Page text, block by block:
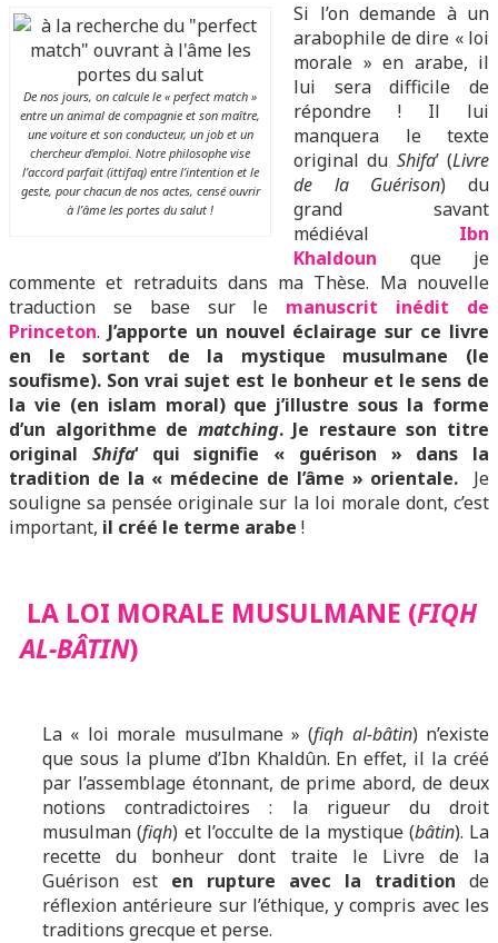
De nos jours, on calcule le « perfect match »
entre un animal de compagnie et son maître,
une voiture et son conducteur, un job et un
chercheur d’emploi. Notre philosophe vise
l’accord parfait (ittifaq) entre l’intention et le
geste, pour chacun de nos actes, censé ouvrir
à l’âme les portes du salut !
Si l’on demande à un
arabophile de dire « loi
morale » en arabe, il
lui sera difficile de
répondre ! Il lui
manquera le texte
original du Shifa’ (Livre
de la Guérison) du
grand savant
médiéval Ibn
Khaldoun que je
commente et retraduits dans ma Thèse. Ma nouvelle
traduction se base sur le manuscrit inédit de
Princeton. J’apporte un nouvel éclairage sur ce livre
en le sortant de la mystique musulmane (le
soufisme). Son vrai sujet est le bonheur et le sens de
la vie (en islam moral) que j’illustre sous la forme
d’un algorithme de matching. Je restaure son titre
original Shifa‘ qui signifie « guérison » dans la
tradition de la « médecine de l’âme » orientale.
Je
souligne sa pensée originale sur la loi morale dont, c’est
important, il créé le terme arabe !
LA LOI MORALE MUSULMANE (FIQH
AL-BÂTIN)
La « loi morale musulmane » (fiqh al-bâtin) n’existe
que sous la plume d’Ibn Khaldûn. En effet, il la créé
par l’assemblage étonnant, de prime abord, de deux
notions contradictoires : la rigueur du droit
musulman (fiqh) et l’occulte de la mystique (bâtin). La
recette du bonheur dont traite le Livre de la
Guérison est en rupture avec la tradition de
réflexion antérieure sur l’éthique, y compris avec les
traditions grecque et perse.